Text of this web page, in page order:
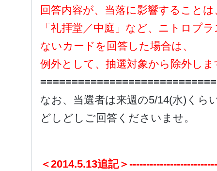
回答内容が、当落に影響すること
「礼拝堂／中庭」など、ニトロプ
ないカードを回答した場合は、
例外として、抽選対象から除外し
なお、当選者は来週の5/14(水)くら
どしどしご回答くださいませ。
＜2014.5.13追記＞